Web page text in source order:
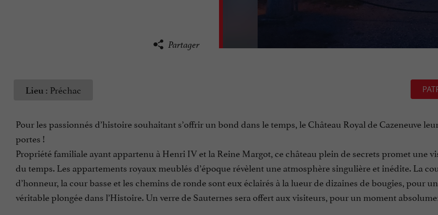
Partager
Lieu : Préchac
Pour les passionnés d’histoire souhaitant s’offrir un bond dans le temps, le Château Royal de Cazeneuve
portes !
Propriété familiale ayant appartenu à Henri IV et la Reine Margot, ce château plein de secrets promet une
du temps. Les appartements royaux meublés d’époque révèlent une atmosphère singulière et inédite. La
d’honneur, la cour basse et les chemins de ronde sont eux éclairés à la lueur de dizaines de bougies, pour
véritable plongée dans l’Histoire. Un verre de Sauternes sera offert aux visiteurs, pour un moment